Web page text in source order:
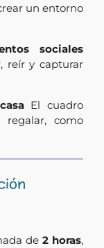
un entorno
sociales
reír y capturar
El cuadro
como
de 2 horas,